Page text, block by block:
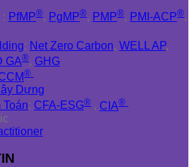
: PfMP®, PgMP®, PMP®, PMI-ACP®,
: Net Zero Carbon, WELL AP,
GA®, GHG
®
Dựng
: CFA-ESG® , CIA®